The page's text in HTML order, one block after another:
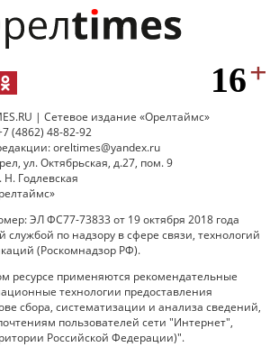
| Сетевое издание «Орелтаймс»
(4862) 48-82-92
oreltimes@yandex.ru
ул. Октябрьская, д.27, пом. 9
Годлевская
ЭЛ ФС77-73833 от 19 октября 2018 года
по надзору в сфере связи, технологий
(Роскомнадзор РФ).
ресурсе применяются рекомендательные
технологии предоставления
сбора, систематизации и анализа сведений,
пользователей сети "Интернет",
Российской Федерации)".